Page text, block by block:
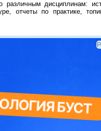
дисциплинам:
отчеты по практике,